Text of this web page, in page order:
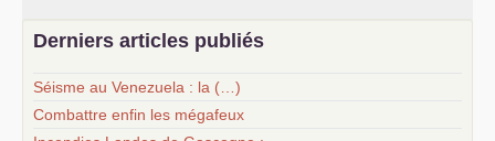
Derniers articles publiés
Séisme au Venezuela : la (…)
Combattre enfin les mégafeux